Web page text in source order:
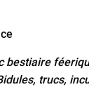
bestiaire
trucs,